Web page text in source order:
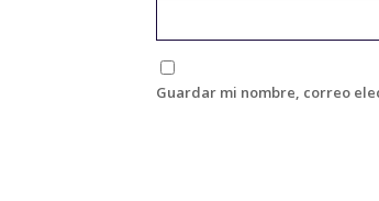
Guardar mi nombre, correo